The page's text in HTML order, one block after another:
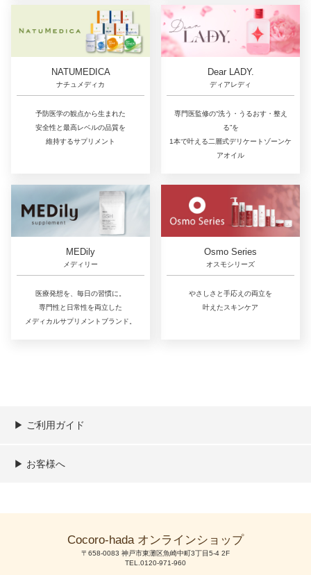
NATUMEDICA
ナチュメディカ
予防医学の観点から生まれた
安全性と最高レベルの品質を
維持するサプリメント
Dear LADY.
ディアレディ
専門医監修の“洗う・うるおす・整え
る”を
1本で叶える二層式デリケートゾーンケ
アオイル
MEDily
メディリー
医療発想を、毎日の習慣に。
専門性と日常性を両立した
メディカルサプリメントブランド。
Osmo Series
オスモシリーズ
やさしさと手応えの両立を
叶えたスキンケア
▶︎ ご利用ガイド
ご利用ガイド
決済／配送／送料について
取り扱い商品一覧
顧客情報の取扱について
特定商取引法の表記
▶︎ お客様へ
Cocoro-hada オンラインショップ
〒658-0083 神戸市東灘区魚崎中町3丁目5-4 2F
TEL.0120-971-960